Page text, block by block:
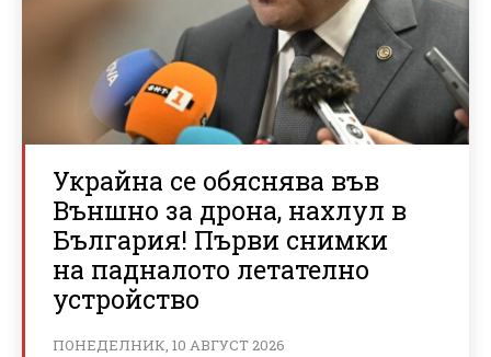
Украйна се обяснява във
Външно за дрона, нахлул в
България! Първи снимки
на падналото летателно
устройство
ПОНЕДЕЛНИК, 10 АВГУСТ 2026